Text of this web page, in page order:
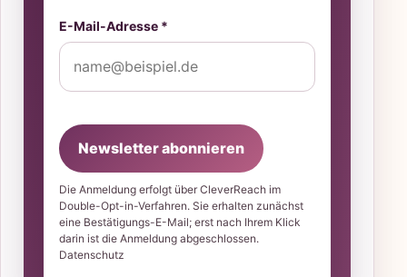
E-Mail-Adresse *
Newsletter abonnieren
Die Anmeldung erfolgt über CleverReach im
Double-Opt-in-Verfahren. Sie erhalten zunächst
eine Bestätigungs-E-Mail; erst nach Ihrem Klick
darin ist die Anmeldung abgeschlossen.
Datenschutz